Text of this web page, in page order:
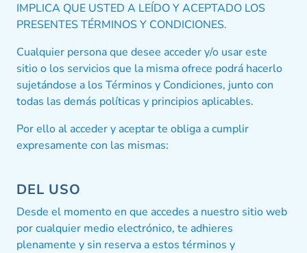
IMPLICA QUE USTED A LEÍDO Y ACEPTADO LOS
PRESENTES TÉRMINOS Y CONDICIONES.
Cualquier persona que desee acceder y/o usar este
sitio o los servicios que la misma ofrece podrá hacerlo
sujetándose a los Términos y Condiciones, junto con
todas las demás políticas y principios aplicables.
Por ello al acceder y aceptar te obliga a cumplir
expresamente con las mismas:
DEL USO
Desde el momento en que accedes a nuestro sitio web
por cualquier medio electrónico, te adhieres
plenamente y sin reserva a estos términos y